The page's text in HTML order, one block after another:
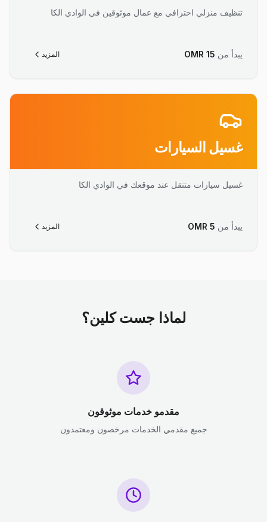
تنظيف منزلي احترافي مع عمال موثوقين في الوادي الكا
يبدأ من OMR 15 المزيد
غسيل السيارات
غسيل سيارات متنقل عند موقعك في الوادي الكا
يبدأ من OMR 5 المزيد
لماذا جست كلين؟
مقدمو خدمات موثوقون
جميع مقدمي الخدمات مرخصون ومعتمدون